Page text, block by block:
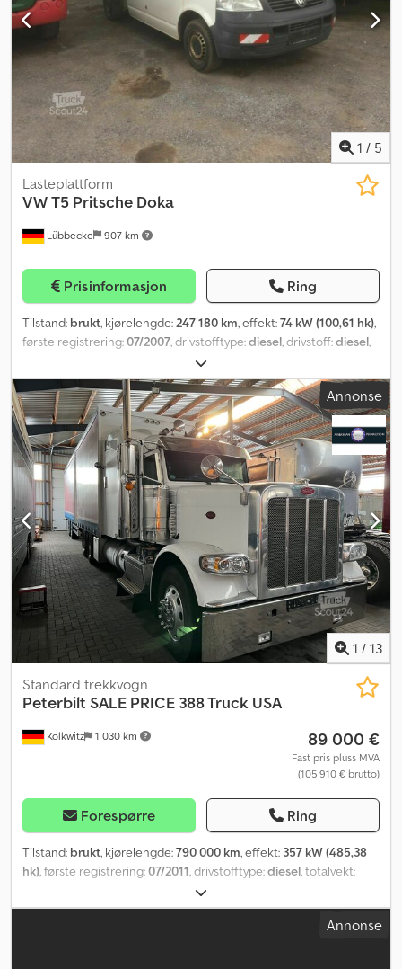
1 / 5
Lübbecke 907 km
Lasteplattform
VWT5 Pritsche Doka
Prisinformasjon Ring
Tilstand: brukt, kjørelengde:247 180 km, effekt:74 kW (100,61 hk),
første registrering:07/2007, drivstofftype:diesel, drivstoff:diesel,
, utslippsklasse:
Byggeår:2007, Utstyr:ABS, EBS (Elektronisk bremsesystem),
aircondition, kjørecomputer, sentral låsing, servostyring,
tilhengerkobling,
Annonse
1 / 13
Kolkwitz 1 030 km
Standard trekkvogn
Peterbilt SALE PRICE 388 Truck USA
89 000 €
Fast pris pluss MVA
(105 910 € brutto)
Forespørre Ring
Tilstand: brukt, kjørelengde:790 000 km, effekt: 357 kW (485,38
hk), første registrering:07/2011, drivstofftype:diesel, totalvekt:
6x4
førerhus:sovehytte, girtype:mekanisk, utslippsklasse:Euro 5,
Annonse